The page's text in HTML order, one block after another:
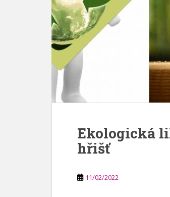
Ekologická
hřišť
11/02/2022